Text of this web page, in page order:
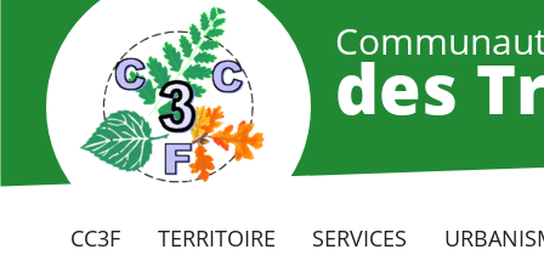
contenu
principal
des
CC3F TERRITOIRE SERVICES